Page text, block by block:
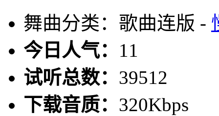
舞曲分类：歌曲连版 -
今日人气： 11
试听总数： 39512
下载音质： 320Kbps